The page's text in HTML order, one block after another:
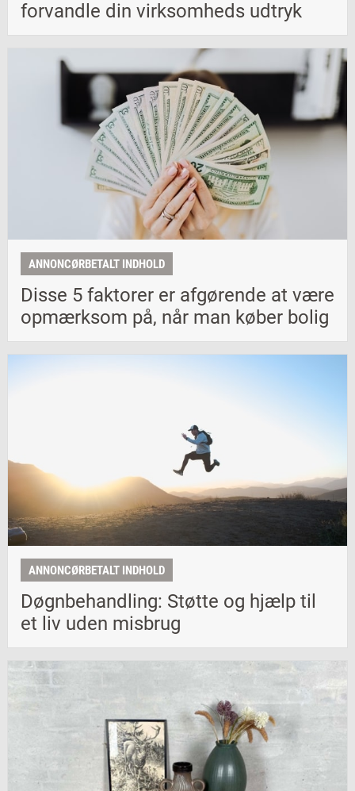
forvandle din virksomheds udtryk
ANNONCØRBETALT INDHOLD
Disse 5 faktorer er afgørende at være
opmærksom på, når man køber bolig
ANNONCØRBETALT INDHOLD
Døgnbehandling: Støtte og hjælp til
et liv uden misbrug